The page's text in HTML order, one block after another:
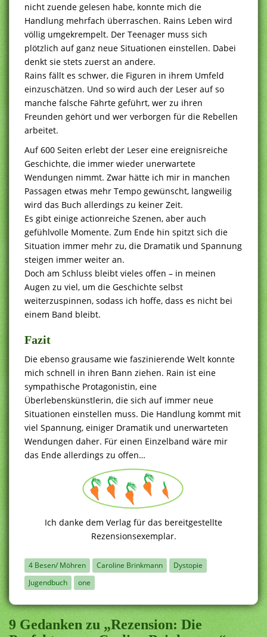
nicht zuende gelesen habe, konnte mich die
Handlung mehrfach überraschen. Rains Leben wird
völlig umgekrempelt. Der Teenager muss sich
plötzlich auf ganz neue Situationen einstellen. Dabei
denkt sie stets zuerst an andere.
Rains fällt es schwer, die Figuren in ihrem Umfeld
einzuschätzen. Und so wird auch der Leser auf so
manche falsche Fährte geführt, wer zu ihren
Freunden gehört und wer verborgen für die Rebellen
arbeitet.
Auf 600 Seiten erlebt der Leser eine ereignisreiche
Geschichte, die immer wieder unerwartete
Wendungen nimmt. Zwar hätte ich mir in manchen
Passagen etwas mehr Tempo gewünscht, langweilig
wird das Buch allerdings zu keiner Zeit.
Es gibt einige actionreiche Szenen, aber auch
gefühlvolle Momente. Zum Ende hin spitzt sich die
Situation immer mehr zu, die Dramatik und Spannung
steigen immer weiter an.
Doch am Schluss bleibt vieles offen – in meinen
Augen zu viel, um die Geschichte selbst
weiterzuspinnen, sodass ich hoffe, dass es nicht bei
einem Band bleibt.
Fazit
Die ebenso grausame wie faszinierende Welt konnte
mich schnell in ihren Bann ziehen. Rain ist eine
sympathische Protagonistin, eine
Überlebenskünstlerin, die sich auf immer neue
Situationen einstellen muss. Die Handlung kommt mit
viel Spannung, einiger Dramatik und unerwarteten
Wendungen daher. Für einen Einzelband wäre mir
das Ende allerdings zu offen…
Ich danke dem Verlag für das bereitgestellte
Rezensionsexemplar.
4 Besen/ Möhren Caroline Brinkmann
Dystopie
Jugendbuch
one
9 Gedanken zu „Rezension: Die